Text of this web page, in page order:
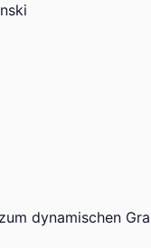
dynamischen